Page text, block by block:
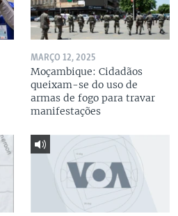
MARÇO 12, 2025
Moçambique: Cidadãos
queixam-se do uso de
armas de fogo para travar
manifestações